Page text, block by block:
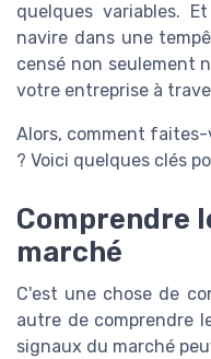
quelques variables.
navire dans une
censé non seulement
votre entreprise à
Alors, comment
? Voici quelques clés
Comprendre
marché
C'est une chose de
autre de comprendre
signaux du marché